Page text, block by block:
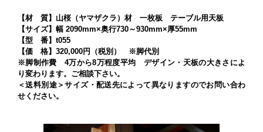
【材 質】山桜（ヤマザクラ）材 一枚板 テーブル用天板
【サイズ】幅 2090mm×奥行730～930mm×厚55mm
【型 番】t055
【価 格】320,000円（税別） ※脚代別
※脚制作費 4万から8万程度平均 デザイン・天板の大きさによ
り変わります。ご相談下さい。
＜送料別途＞サイズ・配送先によって異なりますのでお問い合わ
せください。